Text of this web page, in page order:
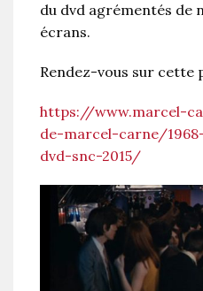
du dvd agrémentés de
écrans.
Rendez-vous sur cette
https://www.marcel-
de-marcel-carne/
dvd-snc-2015/